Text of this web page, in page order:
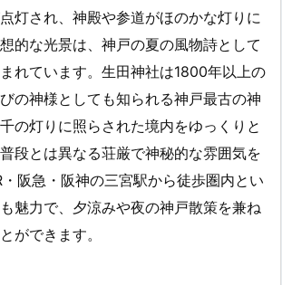
灯され、神殿や参道がほのかな灯りに
的な光景は、神戸の夏の風物詩として
れています。生田神社は1800年以上の
の神様としても知られる神戸最古の神
の灯りに照らされた境内をゆっくりと
段とは異なる荘厳で神秘的な雰囲気を
阪急・阪神の三宮駅から徒歩圏内とい
魅力で、夕涼みや夜の神戸散策を兼ね
ができます。